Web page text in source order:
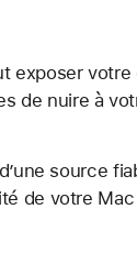
exposer
de nuire à
source
de votre Mac